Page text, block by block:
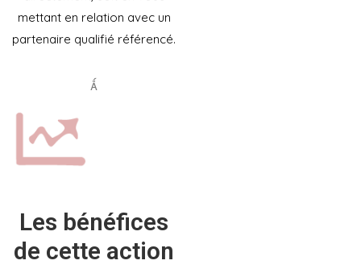
mettant en relation avec un
partenaire qualifié référencé.
Les bénéfices
de cette action